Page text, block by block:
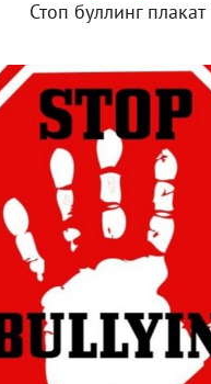
Стоп буллинг плакат